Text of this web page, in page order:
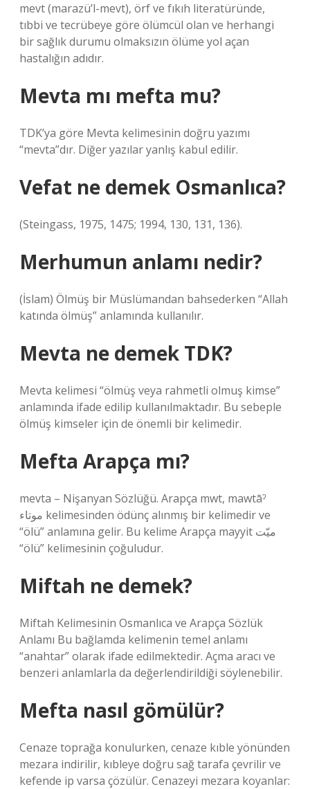
mevt (marazü’l-mevt), örf ve fıkıh literatüründe,
tıbbi ve tecrübeye göre ölümcül olan ve herhangi
bir sağlık durumu olmaksızın ölüme yol açan
hastalığın adıdır.
Mevta mı mefta mu?
TDK’ya göre Mevta kelimesinin doğru yazımı
“mevta”dır. Diğer yazılar yanlış kabul edilir.
Vefat ne demek Osmanlıca?
(Steingass, 1975, 1475; 1994, 130, 131, 136).
Merhumun anlamı nedir?
(İslam) Ölmüş bir Müslümandan bahsederken “Allah
katında ölmüş” anlamında kullanılır.
Mevta ne demek TDK?
Mevta kelimesi “ölmüş veya rahmetli olmuş kimse”
anlamında ifade edilip kullanılmaktadır. Bu sebeple
ölmüş kimseler için de önemli bir kelimedir.
Mefta Arapça mı?
mevta – Nişanyan Sözlüğü. Arapça mwt, mawtāˀ
موتاء kelimesinden ödünç alınmış bir kelimedir ve
“ölü” anlamına gelir. Bu kelime Arapça mayyit ميّت
“ölü” kelimesinin çoğuludur.
Miftah ne demek?
Miftah Kelimesinin Osmanlıca ve Arapça Sözlük
Anlamı Bu bağlamda kelimenin temel anlamı
“anahtar” olarak ifade edilmektedir. Açma aracı ve
benzeri anlamlarla da değerlendirildiği söylenebilir.
Mefta nasıl gömülür?
Cenaze toprağa konulurken, cenaze kıble yönünden
mezara indirilir, kıbleye doğru sağ tarafa çevrilir ve
kefende ip varsa çözülür. Cenazeyi mezara koyanlar: